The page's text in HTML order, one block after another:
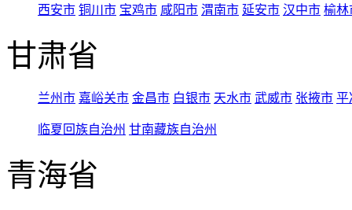
西安市 铜川市 宝鸡市 咸阳市 渭南市 延安市 汉中市 榆林
甘肃省
兰州市 嘉峪关市 金昌市 白银市 天水市 武威市 张掖市 平
临夏回族自治州 甘南藏族自治州
青海省